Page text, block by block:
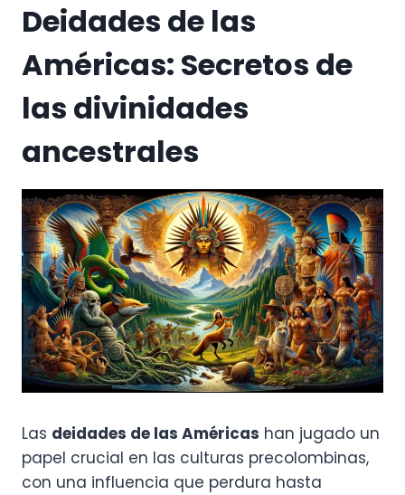
Deidades de las
Américas: Secretos de
las divinidades
ancestrales
Las deidades de las Américas han jugado un
papel crucial en las culturas precolombinas,
con una influencia que perdura hasta